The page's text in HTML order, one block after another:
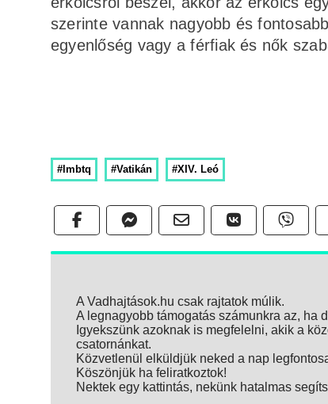
szerinte vannak nagyobb és
egyenlőség vagy a férfiak és nők
#lmbtq #Vatikán #XIV. Leó
A Vadhajtások.hu csak rajtatok múlik.
A legnagyobb támogatás számunkra az, ha
Igyekszünk azoknak is megfelelni, akik a
csatornánkat.
Közvetlenül elküldjük neked a nap
Köszönjük ha feliratkoztok!
Nektek egy kattintás, nekünk hatalmas